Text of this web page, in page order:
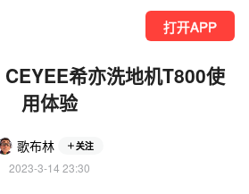
打开APP
希亦洗地机T800使
用体验
歌布林 关注
2023-3-14 23:30